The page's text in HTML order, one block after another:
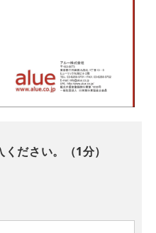
ださい。（1分）